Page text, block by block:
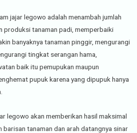
jajar legowo adalah menambah jumlah
produksi tanaman padi, memperbaiki
banyaknya tanaman pinggir, mengurangi
tingkat serangan hama,
baik itu pemupukan maupun
pupuk karena yang dipupuk hanya
legowo akan memberikan hasil maksimal
barisan tanaman dan arah datangnya sinar